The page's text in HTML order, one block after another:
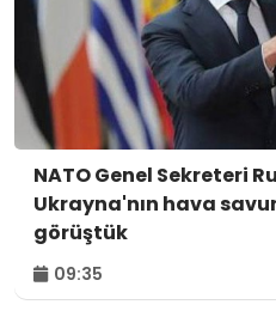
NATO Genel Sekreteri
Ukrayna'nın hava
görüştük
09:35